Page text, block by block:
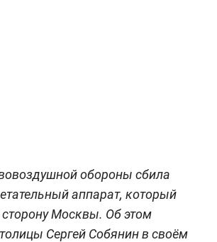
обороны сбила
аппарат, который
Москвы. Об этом
Сергей Собянин в своём